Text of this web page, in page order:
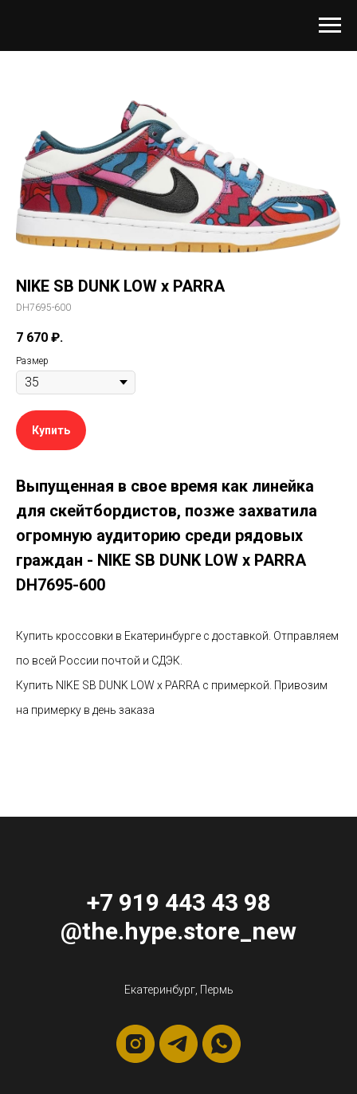
NIKE SB DUNK LOW x PARRA
DH7695-600
7 670 ₽.
Размер
Купить
Выпущенная в свое время как линейка
для скейтбордистов, позже захватила
огромную аудиторию среди рядовых
граждан - NIKE SB DUNK LOW x PARRA
DH7695-600
Купить кроссовки в Екатеринбурге с доставкой. Отправляем
по всей России почтой и СДЭК.
Купить NIKE SB DUNK LOW x PARRA с примеркой. Привозим
на примерку в день заказа
+7 919 443 43 98
@the.hype.store_new
Екатеринбург, Пермь